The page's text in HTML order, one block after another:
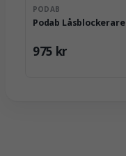
PODAB
Podab Låsblockerare
975 kr